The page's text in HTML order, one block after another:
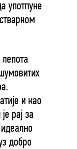
употпуне
и као
рај за
добро